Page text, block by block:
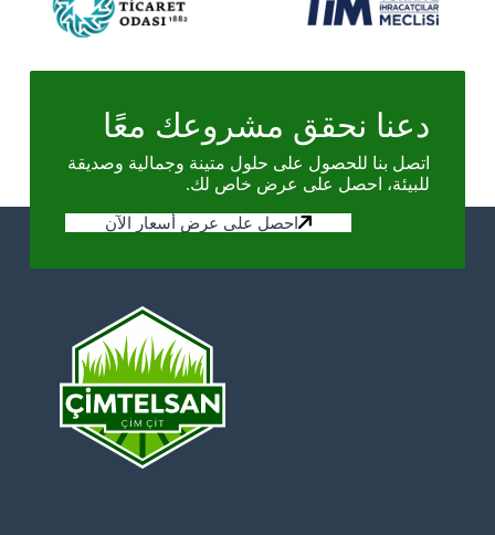
دعنا نحقق مشروعك معًا
اتصل بنا للحصول على حلول متينة وجمالية وصديقة
للبيئة، احصل على عرض خاص لك.
احصل على عرض أسعار الآن